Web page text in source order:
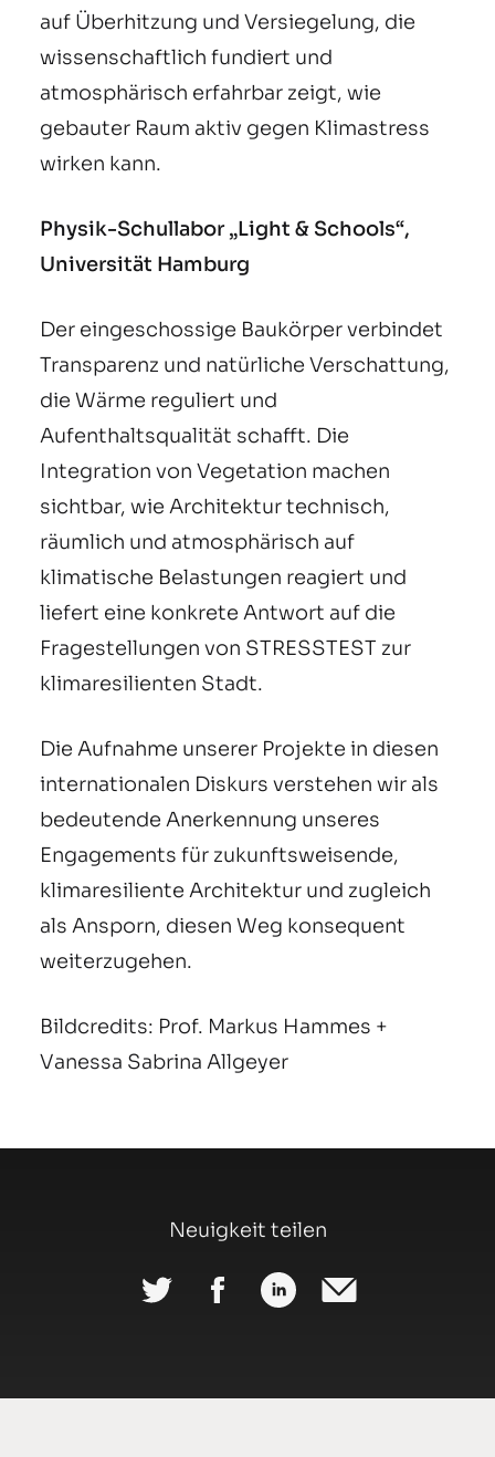
auf Überhitzung und Versiegelung, die
wissenschaftlich fundiert und
atmosphärisch erfahrbar zeigt, wie
gebauter Raum aktiv gegen Klimastress
wirken kann.
Physik-Schullabor „Light & Schools“,
Universität Hamburg
Der eingeschossige Baukörper verbindet
Transparenz und natürliche Verschattung,
die Wärme reguliert und
Aufenthaltsqualität schafft. Die
Integration von Vegetation machen
sichtbar, wie Architektur technisch,
räumlich und atmosphärisch auf
klimatische Belastungen reagiert und
liefert eine konkrete Antwort auf die
Fragestellungen von STRESSTEST zur
klimaresilienten Stadt.
Die Aufnahme unserer Projekte in diesen
internationalen Diskurs verstehen wir als
bedeutende Anerkennung unseres
Engagements für zukunftsweisende,
klimaresiliente Architektur und zugleich
als Ansporn, diesen Weg konsequent
weiterzugehen.
Bildcredits: Prof. Markus Hammes +
Vanessa Sabrina Allgeyer
Neuigkeit teilen